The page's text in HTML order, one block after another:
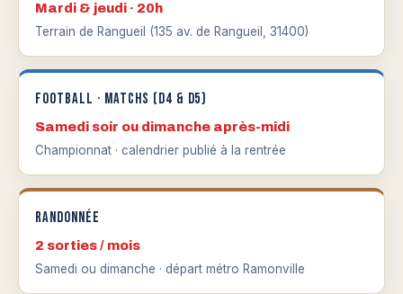
Mardi & jeudi · 20h
Terrain de Rangueil (135 av. de Rangueil, 31400)
Football · matchs (D4 & D5)
Samedi soir ou dimanche après-midi
Championnat · calendrier publié à la rentrée
Randonnée
2 sorties / mois
Samedi ou dimanche · départ métro Ramonville